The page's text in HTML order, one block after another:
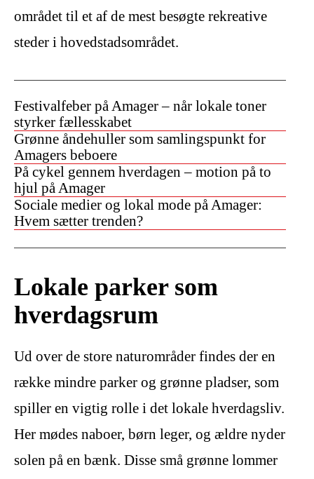
området til et af de mest besøgte rekreative
steder i hovedstadsområdet.
Festivalfeber på Amager – når lokale toner
styrker fællesskabet
Grønne åndehuller som samlingspunkt for
Amagers beboere
På cykel gennem hverdagen – motion på to
hjul på Amager
Sociale medier og lokal mode på Amager:
Hvem sætter trenden?
Lokale parker som
hverdagsrum
Ud over de store naturområder findes der en
række mindre parker og grønne pladser, som
spiller en vigtig rolle i det lokale hverdagsliv.
Her mødes naboer, børn leger, og ældre nyder
solen på en bænk. Disse små grønne lommer